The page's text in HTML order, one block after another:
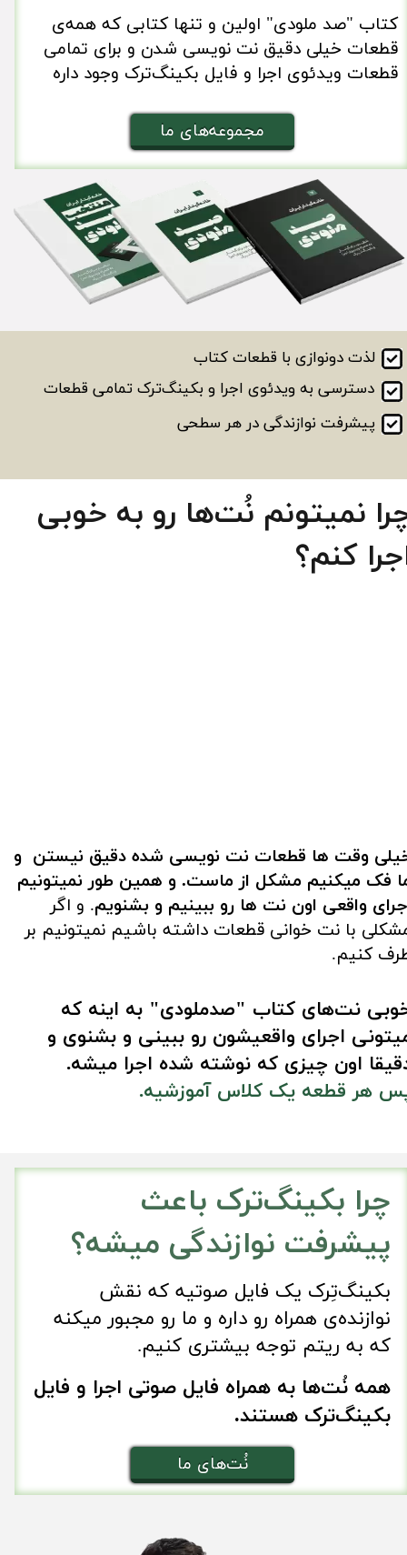
مجموعه‌های ما
کتاب "صد ملودی" اولین و تنها کتابی که همه‌ی
قطعات خیلی دقیق نت نویسی شدن و برای تمامی
قطعات ویدئوی اجرا و فایل بکینگ‌ترک وجود داره
​لذت دونوازی با قطعات کتاب
دسترسی به ویدئوی اجرا و بکینگ‌ترک تمامی قطعات
پیشرفت نوازندگی در هر سطحی
نمیتونم نُت‌ها رو به خوبی
کنم؟
وقت ها قطعات نت نویسی شده دقیق نیستن و
فک میکنیم مشکل از ماست. و همین طور نمیتونیم
واقعی اون نت ها رو ببینیم و بشنویم. و اگر
با نت خوانی قطعات داشته باشیم نمیتونیم بر
کنیم.
نت‌های کتاب "صدملودی" به اینه که
اجرای واقعیشون رو ببینی و بشنوی و
اون چیزی که نوشته شده اجرا میشه.
هر قطعه یک کلاس آموزشیه.
چرا بکینگ‌‎‌ترک باعث
پیشرفت نوازندگی میشه؟
​​بکینگ‌تِرک یک فایل صوتیه که نقش
نوازنده‌‌ی همراه رو داره و ما رو مجبور میکنه
که به ریتم توجه بیشتری کنیم.
نُت‌های ما
همه نُت‌‌ها به همراه فایل صوتی اجرا و فایل
بکینگ‌ترک هستند.